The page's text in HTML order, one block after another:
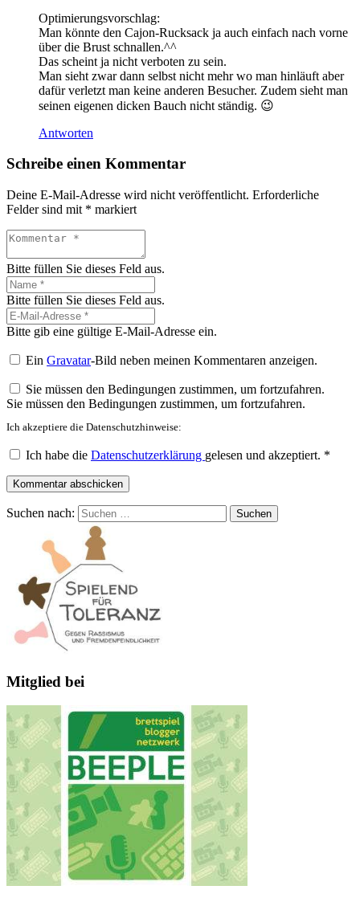
Optimierungsvorschlag:
Man könnte den Cajon-Rucksack ja auch einfach nach vorne
über die Brust schnallen.^^
Das scheint ja nicht verboten zu sein.
Man sieht zwar dann selbst nicht mehr wo man hinläuft aber
dafür verletzt man keine anderen Besucher. Zudem sieht man
seinen eigenen dicken Bauch nicht ständig. 😉
Antworten
Schreibe einen Kommentar
Deine E-Mail-Adresse wird nicht veröffentlicht. Erforderliche
Felder sind mit * markiert
Bitte füllen Sie dieses Feld aus.
Bitte füllen Sie dieses Feld aus.
Bitte gib eine gültige E-Mail-Adresse ein.
EinGravatar-Bild neben meinen Kommentaren anzeigen.
Sie müssen den Bedingungen zustimmen, um fortzufahren.
Sie müssen den Bedingungen zustimmen, um fortzufahren.
Ich akzeptiere die Datenschutzhinweise:
Ich habe die Datenschutzerklärung gelesen und akzeptiert. *
Kommentar abschicken
Suchen nach:
Mitglied bei